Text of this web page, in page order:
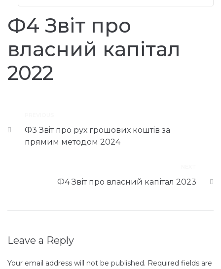
Ф4 Звіт про
власний капітал
2022
Ф3 Звiт про рух грошових коштiв за
прямим методом 2024
Ф4 Звіт про власний капітал 2023
Leave a Reply
Your email address will not be published. Required fields are